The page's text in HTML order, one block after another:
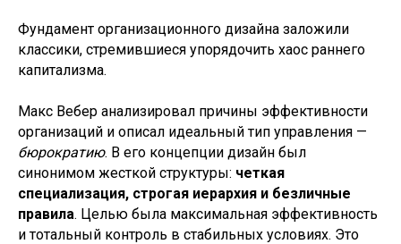
Фундамент организационного дизайна заложили
классики, стремившиеся упорядочить хаос раннего
капитализма.
Макс Вебер анализировал причины эффективности
организаций и описал идеальный тип управления —
бюрократию. В его концепции дизайн был
синонимом жесткой структуры: четкая
специализация, строгая иерархия и безличные
правила. Целью была максимальная эффективность
и тотальный контроль в стабильных условиях. Это